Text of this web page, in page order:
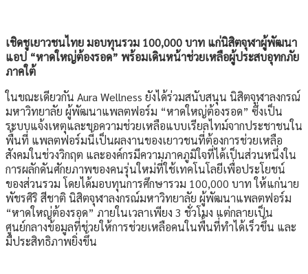
เชิดชูเยาวชนไทย มอบทุนรวม 100,000 บาท แก่นิสิตจุฬาผู้พัฒนา
แอป “หาดใหญ่ต้องรอด” พร้อมเดินหน้าช่วยเหลือผู้ประสบอุทกภัย
ภาคใต้
ในขณะเดียวกัน Aura Wellness ยังได้ร่วมสนับสนุน นิสิตจุฬาลงกรณ์
มหาวิทยาลัย ผู้พัฒนาแพลตฟอร์ม “หาดใหญ่ต้องรอด” ซึ่งเป็น
ระบบแจ้งเหตุและขอความช่วยเหลือแบบเรียลไทม์จากประชาชนใน
พื้นที่ แพลตฟอร์มนี้เป็นผลงานของเยาวชนที่ต้องการช่วยเหลือ
สังคมในช่วงวิกฤต และองค์กรมีความภาคภูมิใจที่ได้เป็นส่วนหนึ่งใน
การผลักดันศักยภาพของคนรุ่นใหม่ที่ใช้เทคโนโลยีเพื่อประโยชน์
ของส่วนรวม โดยได้มอบทุนการศึกษารวม 100,000 บาท ให้แก่นาย
พัชรศิริ สีชาติ นิสิตจุฬาลงกรณ์มหาวิทยาลัย ผู้พัฒนาแพลตฟอร์ม
“หาดใหญ่ต้องรอด” ภายในเวลาเพียง 3 ชั่วโมง แต่กลายเป็น
ศูนย์กลางข้อมูลที่ช่วยให้การช่วยเหลือคนในพื้นที่ทำได้เร็วขึ้น และ
มีประสิทธิภาพยิ่งขึ้น